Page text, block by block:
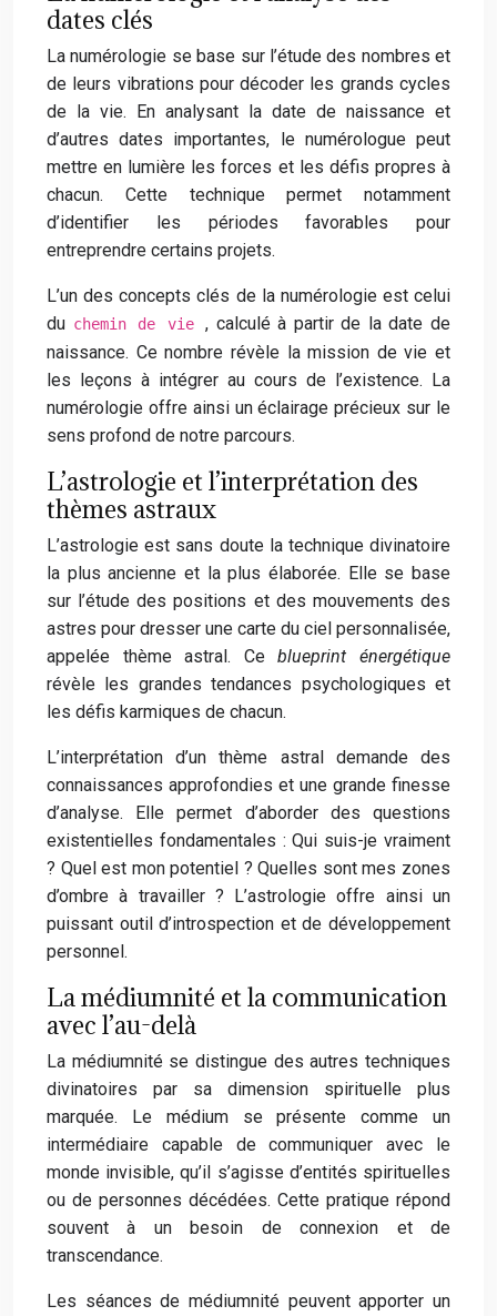
dates clés
La numérologie se base sur l’étude des nombres et
de leurs vibrations pour décoder les grands cycles
de la vie. En analysant la date de naissance et
d’autres dates importantes, le numérologue peut
mettre en lumière les forces et les défis propres à
chacun. Cette technique permet notamment
d’identifier les périodes favorables pour
entreprendre certains projets.
L’un des concepts clés de la numérologie est celui
du chemin de vie, calculé à partir de la date de
naissance. Ce nombre révèle la mission de vie et
les leçons à intégrer au cours de l’existence. La
numérologie offre ainsi un éclairage précieux sur le
sens profond de notre parcours.
L’astrologie et l’interprétation des
thèmes astraux
L’astrologie est sans doute la technique divinatoire
la plus ancienne et la plus élaborée. Elle se base
sur l’étude des positions et des mouvements des
astres pour dresser une carte du ciel personnalisée,
appelée thème astral. Ceblueprint énergétique
révèle les grandes tendances psychologiques et
les défis karmiques de chacun.
L’interprétation d’un thème astral demande des
connaissances approfondies et une grande finesse
d’analyse. Elle permet d’aborder des questions
existentielles fondamentales : Qui suis-je vraiment
? Quel est mon potentiel ? Quelles sont mes zones
d’ombre à travailler ? L’astrologie offre ainsi un
puissant outil d’introspection et de développement
personnel.
La médiumnité et la communication
avec l’au-delà
La médiumnité se distingue des autres techniques
divinatoires par sa dimension spirituelle plus
marquée. Le médium se présente comme un
intermédiaire capable de communiquer avec le
monde invisible, qu’il s’agisse d’entités spirituelles
ou de personnes décédées. Cette pratique répond
souvent à un besoin de connexion et de
transcendance.
Les séances de médiumnité peuvent apporter un